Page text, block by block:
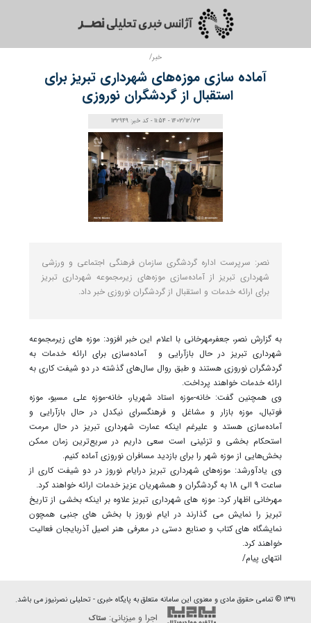
خبر/
آماده سازی موزه‌های شهرداری تبریز برای
استقبال از گردشگران نوروزی
1403/12/23 - 11:54 - کد خبر: 132949
نصر: سرپرست اداره گردشگری سازمان فرهنگی اجتماعی و ورزشی
شهرداری تبریز از آماده‌سازی موزه‌های زیرمجموعه شهرداری تبریز
برای ارائه خدمات و استقبال از گردشگران نوروزی خبر داد.
به گزارش نصر، جعفرمهرخانی با اعلام این خبر افزود: موزه های زیرمجموعه
شهرداری تبریز در حال بازآرایی و آماده‌سازی برای ارائه خدمات به
گردشگران نوروزی هستند و طبق روال سال‌های گذشته در دو شیفت کاری به
ارائه خدمات خواهند پرداخت.
وی همچنین گفت: خانه-موزه استاد شهریار، خانه-موزه علی مسیو، موزه
فوتبال، موزه بازار و مشاغل و فرهنگسرای نیکدل در حال بازآرایی و
آماده‌سازی هستد و علیرغم اینکه عمارت شهرداری تبریز در حال مرمت
استحکام بخشی و تزئینی است سعی داریم در سریع‌ترین زمان ممکن
بخش‌هایی از موزه شهر را برای بازدید مسافران نوروزی آماده کنیم.
وی یادآورشد: موزه‌های شهرداری تبریز درایام نوروز در دو شیفت کاری از
ساعت 9 الی 18 به گردشگران و همشهریان عزیز خدمات ارائه خواهند کرد.
مهرخانی اظهار کرد: موزه های شهرداری تبریز علاوه بر اینکه بخشی از تاریخ
تبریز را نمایش می گذارند در ایام نوروز با بخش های جنبی همچون
نمایشگاه های کتاب و صنایع دستی در معرفی هنر اصیل آذربایجان فعالیت
خواهند کرد.
انتهای پیام/
۱۳۹۱ © تمامی حقوق مادی و معنوی این سامانه متعلق به پایگاه خبری - تحلیلی نصرنیوز می باشد.
اجرا و میزبانی:ستاک